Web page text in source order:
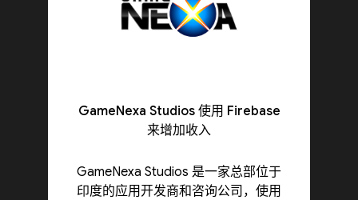
GameNexa Studios 使用 Firebase
来增加收入
GameNexa Studios 是一家总部位于
印度的应用开发商和咨询公司，使用